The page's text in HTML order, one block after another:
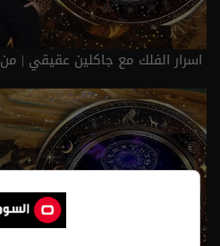
اسرار الفلك مع جاكلين عقيقي | من ٢٥ الى ٣١ تموز ٢٠٢٦ | 2026